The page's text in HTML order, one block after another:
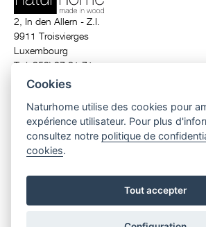
2, In den Allern - Z.I.
9911 Troisvierges
Luxembourg
T. (+352) 97 81 71
info@naturhome.lu
© 2026 Naturhome.
construction luxembourg|constructeur
maison ecologique|construction en
Cookies
Naturhome utilise des cookies pour
expérience utilisateur. Pour plus
consultez notre politique de
cookies.
Tout accepter